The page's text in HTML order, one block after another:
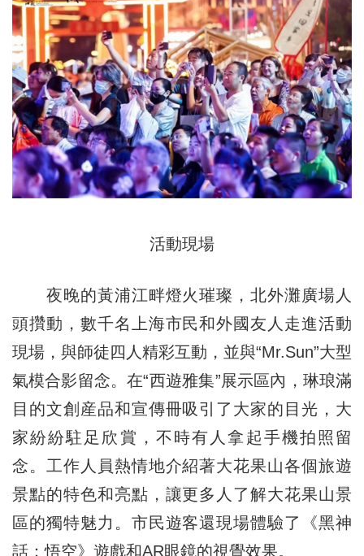
活動現場
夜晚的黃浦江畔燈火璀璨，北外灘廣場人
頭攢動，數千名上海市民和外國友人走進活動
現場，與師徒四人精彩互動，並與“Mr.Sun”大型
氣模合影留念。在“西遊雅集”展示區內，琳琅滿
目的文創産品和宣傳冊吸引了大家的目光，大
家紛紛駐足欣賞，不時有人拿起手機拍照留
念。工作人員熱情地介紹著大花果山各個旅遊
景點的特色和亮點，讓更多人了解大花果山景
區的獨特魅力。市民遊客還現場體驗了《黑神
話：悟空》遊戲和AR眼鏡的視覺效果。